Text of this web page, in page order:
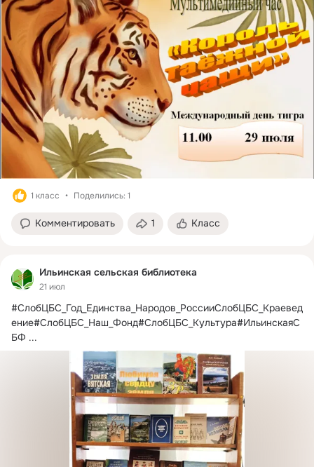
1 класс Поделились: 1
Комментировать 1 Класс
Ильинская сельская библиотека
21 июл
#СлобЦБС_Год_Единства_Народов_РоссииСлобЦБС_Краевед
ение#СлобЦБС_Наш_Фонд#СлобЦБС_Культура#ИльинскаяС
БФ ...